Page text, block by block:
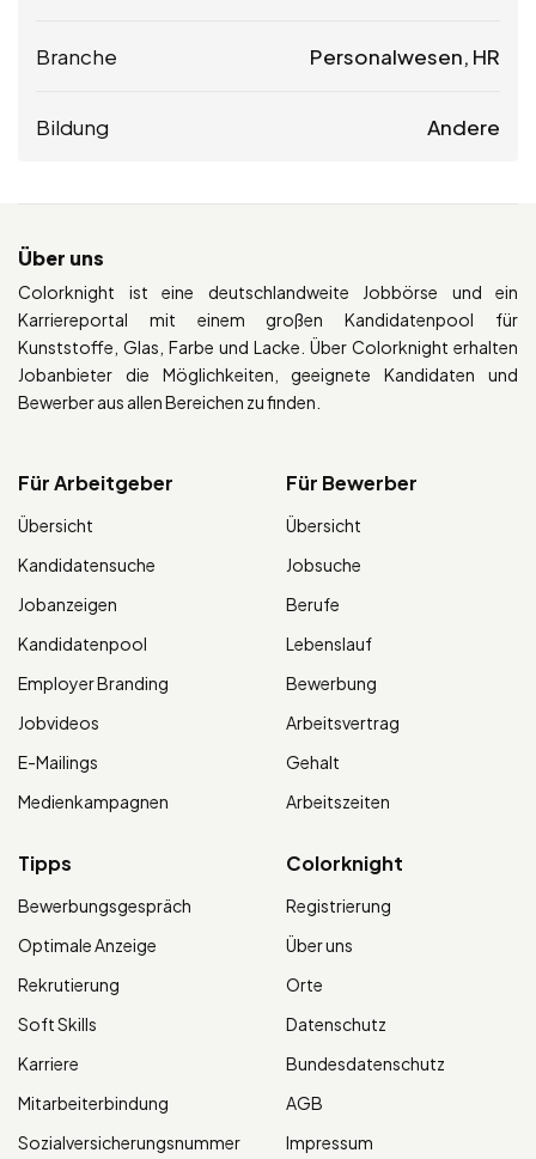
Branche Personalwesen, HR
Bildung Andere
Über uns
Colorknight ist eine deutschlandweite Jobbörse und ein
Karriereportal mit einem großen Kandidatenpool für
Kunststoffe, Glas, Farbe und Lacke. Über Colorknight erhalten
Jobanbieter die Möglichkeiten, geeignete Kandidaten und
Bewerber aus allen Bereichen zu finden.
Für Arbeitgeber
Übersicht
Kandidatensuche
Jobanzeigen
Kandidatenpool
Employer Branding
Jobvideos
E-Mailings
Medienkampagnen
Für Bewerber
Übersicht
Jobsuche
Berufe
Lebenslauf
Bewerbung
Arbeitsvertrag
Gehalt
Arbeitszeiten
Tipps
Bewerbungsgespräch
Optimale Anzeige
Rekrutierung
Soft Skills
Karriere
Mitarbeiterbindung
Sozialversicherungsnummer
Colorknight
Registrierung
Über uns
Orte
Datenschutz
Bundesdatenschutz
AGB
Impressum